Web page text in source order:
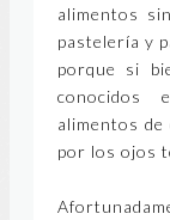
alimentos
pastelería y
porque si
conocidos
alimentos
por los ojos